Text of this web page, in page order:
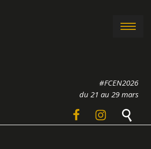
#FCEN2026
du 21 au 29 mars